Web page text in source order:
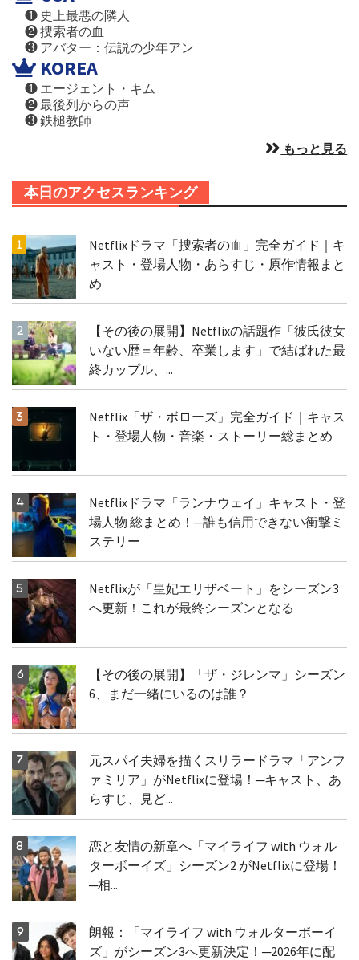
❶ 史上最悪の隣人
❷ 捜索者の血
❸ アバター：伝説の少年アン
KOREA
❶ エージェント・キム
❷ 最後列からの声
❸ 鉄槌教師
もっと見る
本日のアクセスランキング
Netflixドラマ「捜索者の血」完全ガイド｜キ
ャスト・登場人物・あらすじ・原作情報まと
め
【その後の展開】Netflixの話題作「彼氏彼女
いない歴＝年齢、卒業します」で結ばれた最
終カップル、...
Netflix「ザ・ボローズ」完全ガイド｜キャス
ト・登場人物・音楽・ストーリー総まとめ
Netflixドラマ「ランナウェイ」キャスト・登
場人物 総まとめ！─誰も信用できない衝撃ミ
ステリー
Netflixが「皇妃エリザベート」をシーズン3
へ更新！これが最終シーズンとなる
【その後の展開】「ザ・ジレンマ」シーズン
6、まだ一緒にいるのは誰？
元スパイ夫婦を描くスリラードラマ「アンフ
ァミリア」がNetflixに登場！─キャスト、あ
らすじ、見ど...
恋と友情の新章へ「マイライフ with ウォル
ターボーイズ」シーズン2 がNetflixに登場！
─相...
朗報：「マイライフ with ウォルターボーイ
ズ」がシーズン3へ更新決定！─2026年に配